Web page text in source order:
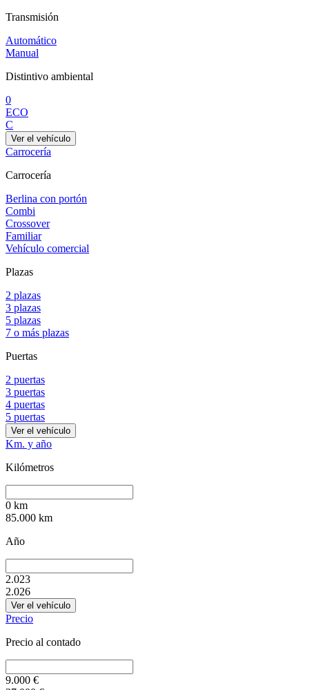
Transmisión
Automático
Manual
Distintivo ambiental
0
ECO
C
Ver el vehículo
Carrocería
Carrocería
Berlina con portón
Combi
Crossover
Familiar
Vehículo comercial
Plazas
2 plazas
3 plazas
5 plazas
7 o más plazas
Puertas
2 puertas
3 puertas
4 puertas
5 puertas
Ver el vehículo
Km. y año
Kilómetros
0 km
85.000 km
Año
2.023
2.026
Ver el vehículo
Precio
Precio al contado
9.000 €